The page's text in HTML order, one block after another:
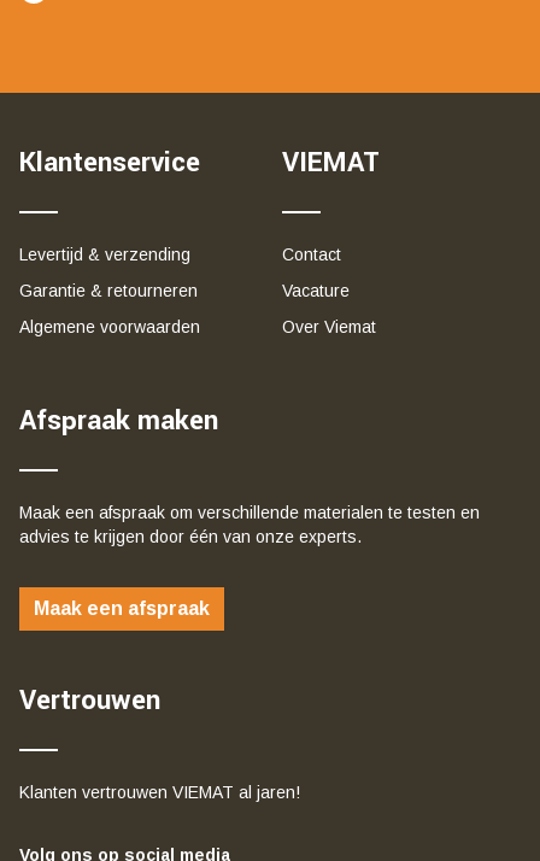
Klantenservice
Levertijd & verzending
Garantie & retourneren
Algemene voorwaarden
VIEMAT
Contact
Vacature
Over Viemat
Afspraak maken
Maak een afspraak om verschillende materialen te testen en
advies te krijgen door één van onze experts.
Maak een afspraak
Vertrouwen
Klanten vertrouwen VIEMAT al jaren!
Volg ons op social media